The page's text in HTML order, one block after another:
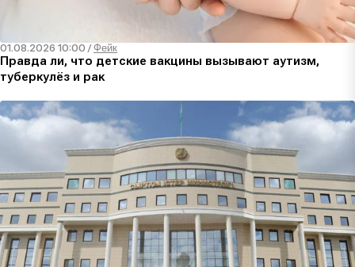
01.08.2026 10:00 /Фейк
Правда ли, что детские вакцины вызывают аутизм,
туберкулёз и рак